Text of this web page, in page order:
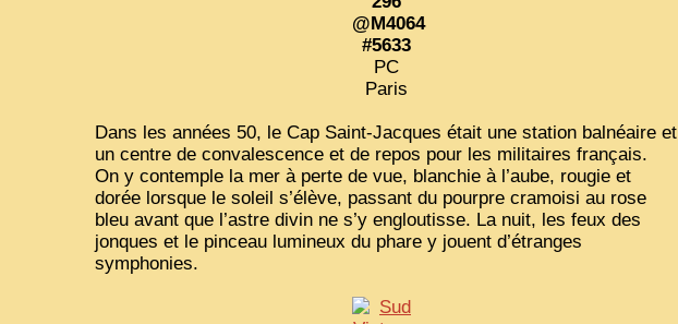
@M4064
#5633
PC
Paris
Dans les années 50, le Cap Saint-Jacques était une station balnéaire et
un centre de convalescence et de repos pour les militaires français.
On y contemple la mer à perte de vue, blanchie à l’aube, rougie et
dorée lorsque le soleil s’élève, passant du pourpre cramoisi au rose
bleu avant que l’astre divin ne s’y engloutisse. La nuit, les feux des
jonques et le pinceau lumineux du phare y jouent d’étranges
symphonies.